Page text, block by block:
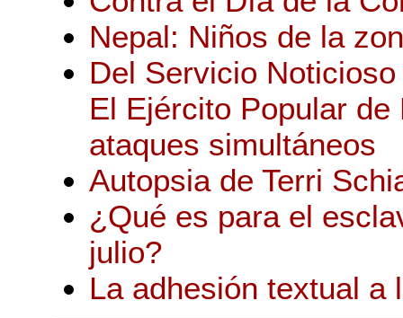
Nepal: Niños de la
Del Servicio
El Ejército Popular
ataques simultáneos
Autopsia de Terri
¿Qué es para el
julio?
La adhesión textual a